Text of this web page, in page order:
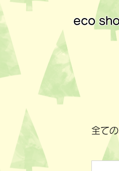
eco
全て